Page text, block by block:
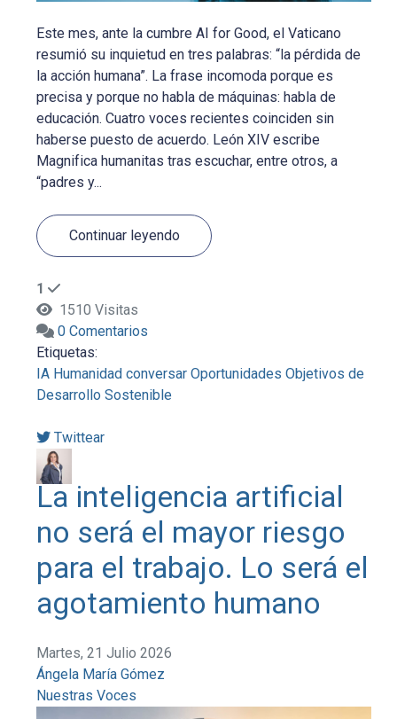
Este mes, ante la cumbre AI for Good, el Vaticano
resumió su inquietud en tres palabras: “la pérdida de
la acción humana”. La frase incomoda porque es
precisa y porque no habla de máquinas: habla de
educación. Cuatro voces recientes coinciden sin
haberse puesto de acuerdo. León XIV escribe
Magnifica humanitas tras escuchar, entre otros, a
“padres y...
Continuar leyendo
1
1510 Visitas
0 Comentarios
Etiquetas:
IA Humanidad conversar Oportunidades Objetivos de
Desarrollo Sostenible
Twittear
La inteligencia artificial
no será el mayor riesgo
para el trabajo. Lo será el
agotamiento humano
Martes, 21 Julio 2026
Ángela María Gómez
Nuestras Voces